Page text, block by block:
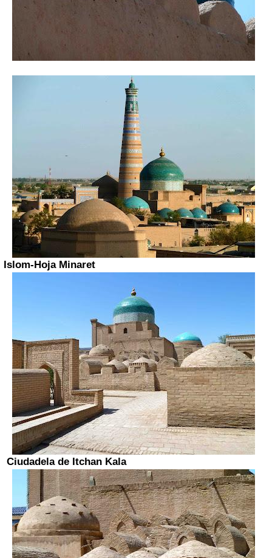
Islom-Hoja Minaret
Ciudadela de Itchan Kala